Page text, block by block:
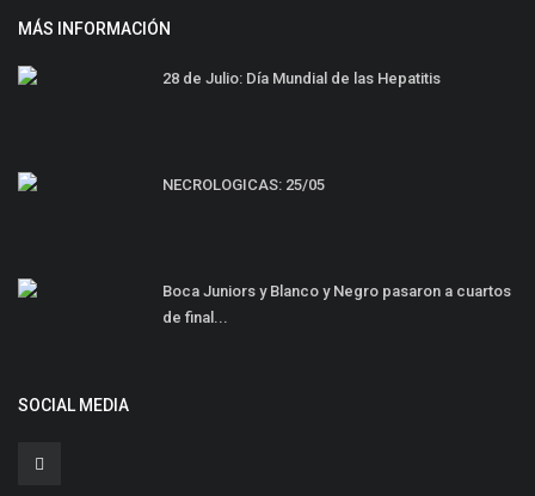
MÁS INFORMACIÓN
28 de Julio: Día Mundial de las Hepatitis
NECROLOGICAS: 25/05
Boca Juniors y Blanco y Negro pasaron a cuartos
de final...
SOCIAL MEDIA